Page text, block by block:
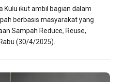
Kulu ikut ambil bagian dalam
berbasis masyarakat yang
Sampah Reduce, Reuse,
(30/4/2025).